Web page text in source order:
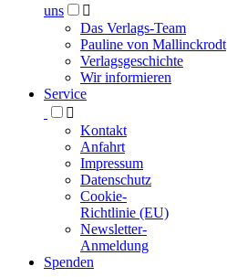
uns

Das Verlags-Team
Pauline von Mallinckrodt
Verlagsgeschichte
Wir informieren
Service

Kontakt
Anfahrt
Impressum
Datenschutz
Cookie-
Richtlinie (EU)
Newsletter-
Anmeldung
Spenden